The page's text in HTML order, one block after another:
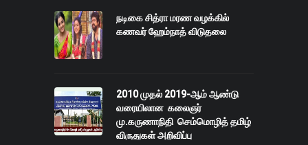
நடிகை சித்ரா மரண வழக்கில்
கணவர் ஹேம்நாத் விடுதலை
2010 முதல் 2019-ஆம் ஆண்டு
வரையிலான கலைஞர்
மு.கருணாநிதி செம்மொழித் தமிழ்
விருதுகள் அறிவிப்பு